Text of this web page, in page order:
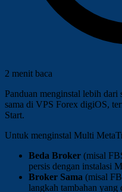
2 menit baca
Panduan menginstal lebih dari
sama di VPS Forex digiOS,
Start.
Untuk menginstal Multi
Beda Broker (misal
persis dengan instalasi
Broker Sama (misal
langkah tambahan